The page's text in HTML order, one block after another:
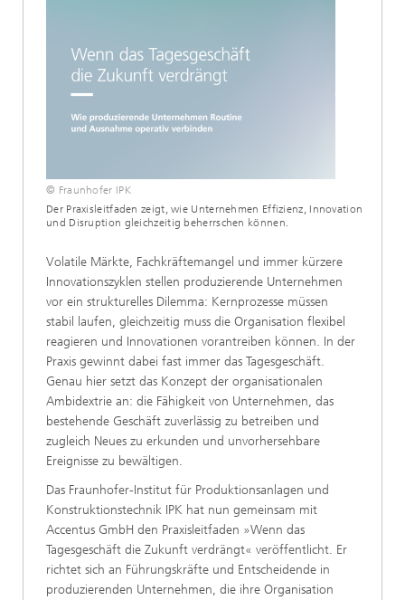
© Fraunhofer IPK
Der Praxisleitfaden zeigt, wie Unternehmen Effizienz, Innovation
und Disruption gleichzeitig beherrschen können.
Volatile Märkte, Fachkräftemangel und immer kürzere
Innovationszyklen stellen produzierende Unternehmen
vor ein strukturelles Dilemma: Kernprozesse müssen
stabil laufen, gleichzeitig muss die Organisation flexibel
reagieren und Innovationen vorantreiben können. In der
Praxis gewinnt dabei fast immer das Tagesgeschäft.
Genau hier setzt das Konzept der organisationalen
Ambidextrie an: die Fähigkeit von Unternehmen, das
bestehende Geschäft zuverlässig zu betreiben und
zugleich Neues zu erkunden und unvorhersehbare
Ereignisse zu bewältigen.
Das Fraunhofer-Institut für Produktionsanlagen und
Konstruktionstechnik IPK hat nun gemeinsam mit
Accentus GmbH den Praxisleitfaden »Wenn das
Tagesgeschäft die Zukunft verdrängt« veröffentlicht. Er
richtet sich an Führungskräfte und Entscheidende in
produzierenden Unternehmen, die ihre Organisation